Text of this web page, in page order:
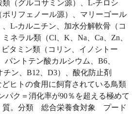
（グルコサミン源）、L-チロシ
リフェノール源）、マリーゴール
、L-カルニチン、加水分解軟骨（コ
ネラル類（Cl、K、Na、Ca、Zn、
タミン類（コリン、イノシトー
パントテン酸カルシウム、B6、
ン、B12、D3）、酸化防止剤
どヒトの食用に飼育されている鳥類
パク＝消化率が90％を超える極めて
質。分類 総合栄養食対象 プード